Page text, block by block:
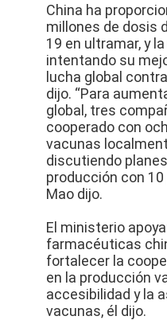
China ha
millones de dosis
19 en ultramar, y
intentando su
lucha global
dijo. “Para
global, tres
cooperado con
vacunas
discutiendo
producción con
Mao dijo.
El ministerio
farmacéuticas
fortalecer la
en la producción
accesibilidad y la
vacunas, él dijo.